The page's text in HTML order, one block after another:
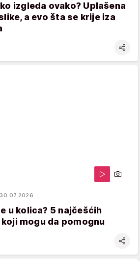
izgleda ovako? Uplašena
a evo šta se krije iza
30.07.2026.
u kolica? 5 najčešćih
mogu da pomognu